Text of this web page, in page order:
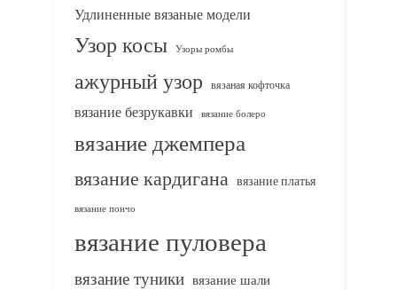
Удлиненные вязаные модели
Узор косы Узоры ромбы
ажурный узор вязаная кофточка
вязание безрукавки вязание болеро
вязание джемпера
вязание кардигана вязание платья
вязание пончо
вязание пуловера
вязание туники вязание шали